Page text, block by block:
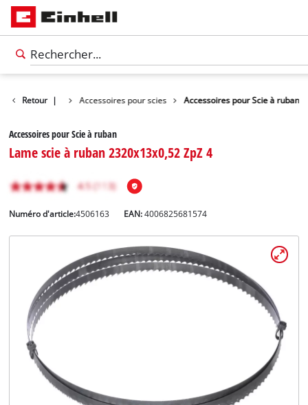
Français
FR Français
English
Italiano
Retour |
d'outils Accessoires pour scies Accessoires pour Scie à ruban
Accessoires pour Scie à ruban
Lame scie à ruban 2320x13x0,52 ZpZ 4
Numéro d'article:4506163 EAN:4006825681574